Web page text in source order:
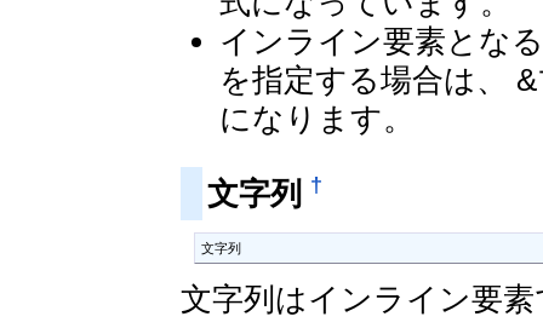
インライン要素とな
を指定する場合は、
になります。
文字列 †
文字列
文字列はインライン要